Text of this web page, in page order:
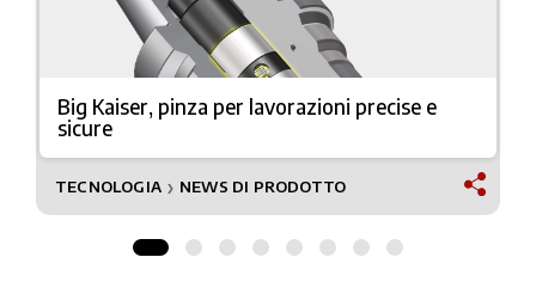
Big Kaiser, pinza per lavorazioni precise e
sicure
TECNOLOGIA ❯ NEWS DI PRODOTTO